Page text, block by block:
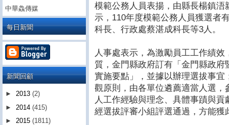
模範公務人員表揚，由縣長楊鎮
示，110年度模範公務人員獲選者
科長、行政處蔡湛成科長等3人。
人事處表示，為激勵員工工作績
質，金門縣政府訂有「金門縣政
實施要點」，並據以辦理選拔事
觀原則，由各單位遴薦適當人選
人工作經驗與理念、具體事蹟與
經選拔評審小組評選通過，方能獲
中華鱻傳媒
每日新聞
新聞回顧
► 2013 (2)
► 2014 (415)
► 2015 (1811)